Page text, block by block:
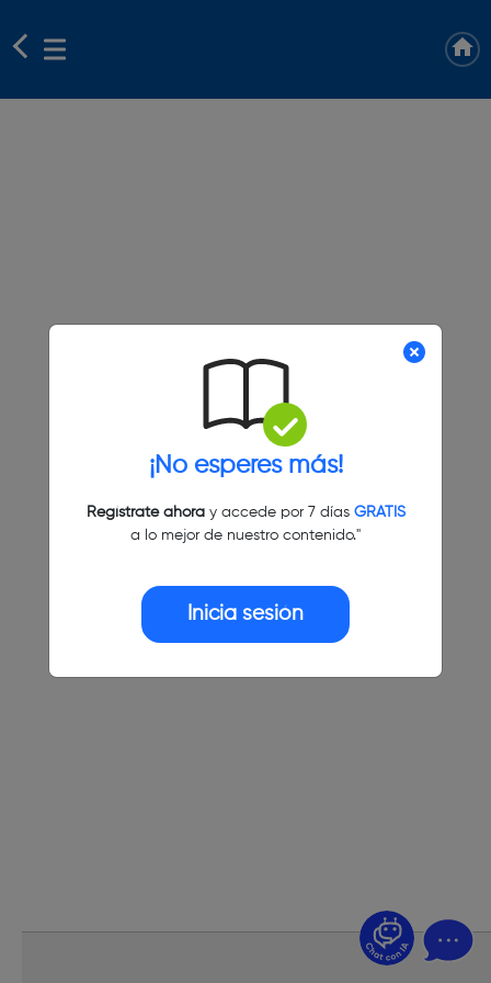
¡No esperes más!
Regístrate ahoray accede por 7 días GRATIS
a lo mejor de nuestro contenido."
Inicia sesión